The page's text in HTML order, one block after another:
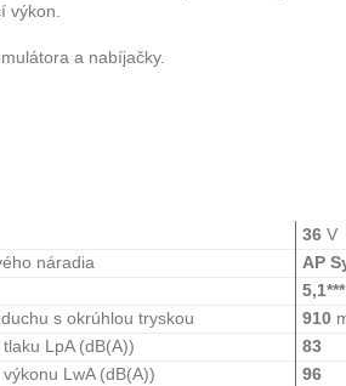
výkon.
a nabíjačky.
36 V
náradia
AP
5,1***
s okrúhlou tryskou
910
LpA (dB(A))
83
LwA (dB(A))
96